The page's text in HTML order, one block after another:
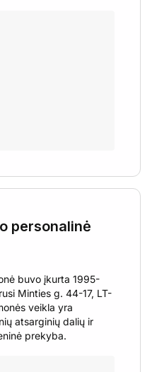
personalinė
buvo įkurta 1995-
Minties g. 44-17, LT-
veikla yra
atsarginių dalių ir
prekyba.